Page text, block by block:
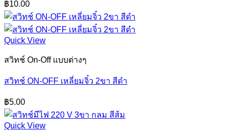
฿10.00
Quick View
สวิทช์ On-Off แบบต่างๆ
สวิทช์ ON-OFF เหลี่ยมจิ๋ว 2ขา สีดำ
฿5.00
Quick View